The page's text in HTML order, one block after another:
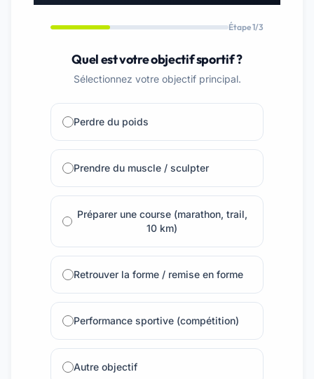
Étape 1/3
Quel est votre objectif sportif ?
Sélectionnez votre objectif principal.
Perdre du poids
Prendre du muscle / sculpter
Préparer une course (marathon, trail,
10 km)
Retrouver la forme / remise en forme
Performance sportive (compétition)
Autre objectif